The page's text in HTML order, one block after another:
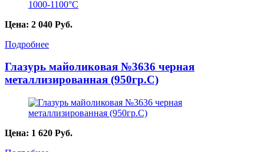
Цена: 2 040 Руб.
Подробнее
Глазурь майоликовая №3636 черная
металлизированная (950гр.С)
Цена: 1 620 Руб.